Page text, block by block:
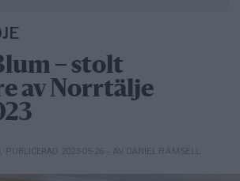
– stolt
av Norrtälje
PUBLICERAD 2023-05-26 – AV DANIEL RÄMSELL